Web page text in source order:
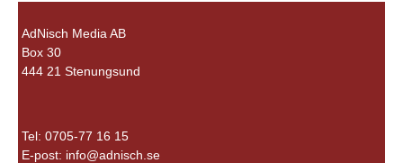
AdNisch Media AB
Box 30
444 21 Stenungsund
Tel: 0705-77 16 15
E-post: info@adnisch.se